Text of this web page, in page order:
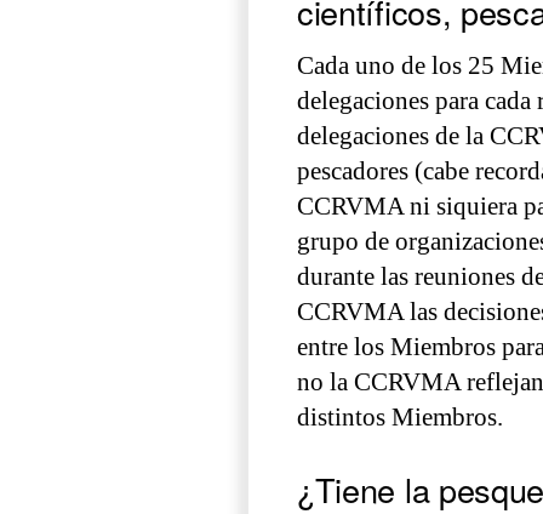
científicos,
Cada uno de los 25
delegaciones para
delegaciones de la
pescadores (cabe
CCRVMA ni siquiera
grupo de
durante las reuniones
CCRVMA las
entre los Miembros
no la CCRVMA
distintos Miembros.
¿Tiene la